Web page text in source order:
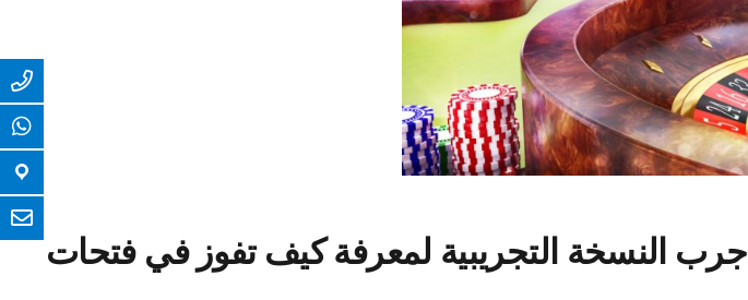
جرب النسخة التجريبية لمعرفة كيف تفوز في فتحات